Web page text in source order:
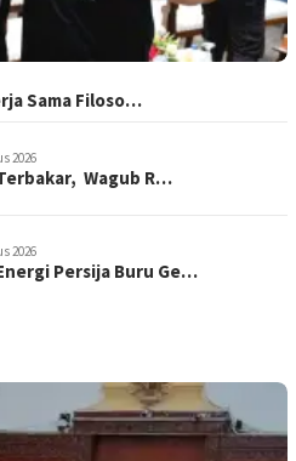
Sama Filoso…
2026
Wagub R…
2026
Persija Buru Ge…